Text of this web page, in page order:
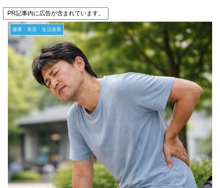
PR記事内に広告が含まれています。
健康・美容・生活改善